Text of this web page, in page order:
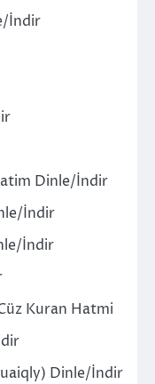
İndir
Dinle/İndir
İndir
İndir
Kuran Hatmi
Dinle/İndir